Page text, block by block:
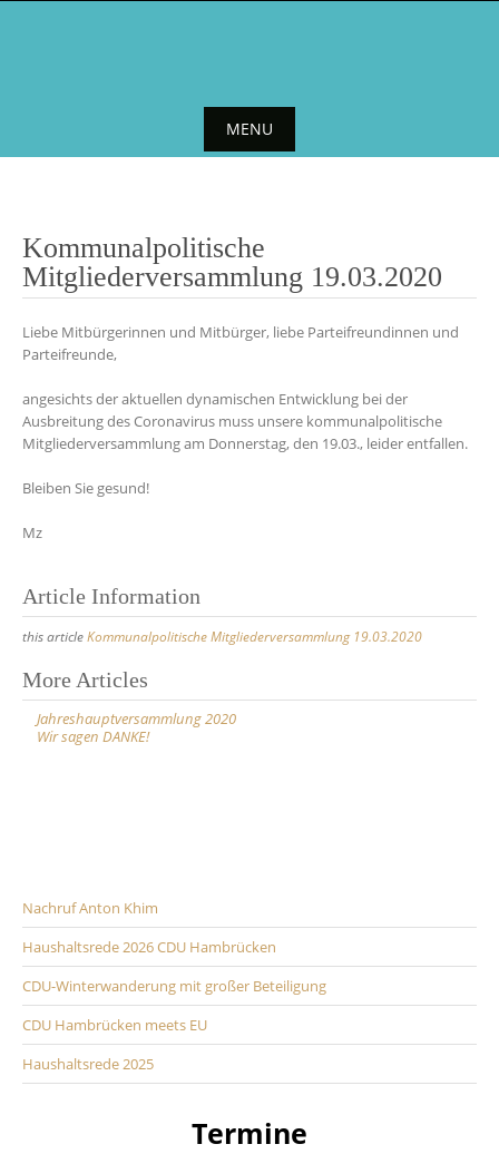
MENU
content
Kommunalpolitische
Mitgliederversammlung 19.03.2020
Liebe Mitbürgerinnen und Mitbürger, liebe Parteifreundinnen und
Parteifreunde,
angesichts der aktuellen dynamischen Entwicklung bei der
Ausbreitung des Coronavirus muss unsere kommunalpolitische
Mitgliederversammlung am Donnerstag, den 19.03., leider entfallen.
Bleiben Sie gesund!
Mz
Article Information
this articleKommunalpolitische Mitgliederversammlung 19.03.2020
Post
navigation
More Articles
Jahreshauptversammlung 2020
Wir sagen DANKE!
Nachruf Anton Khim
Haushaltsrede 2026 CDU Hambrücken
CDU-Winterwanderung mit großer Beteiligung
CDU Hambrücken meets EU
Haushaltsrede 2025
Termine